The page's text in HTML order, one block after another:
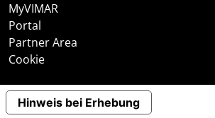
MyVIMAR
Portal
Partner Area
Cookie
Hinweis bei Erhebung